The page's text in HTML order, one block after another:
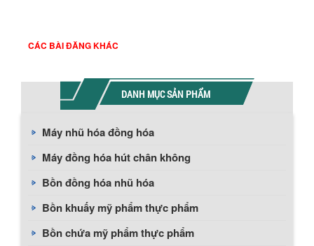
CÁC BÀI ĐĂNG KHÁC
DANH MỤC SẢN PHẨM
Máy nhũ hóa đồng hóa
Máy đồng hóa hút chân không
Bồn đồng hóa nhũ hóa
Bồn khuấy mỹ phẩm thực phẩm
Bồn chứa mỹ phẩm thực phẩm